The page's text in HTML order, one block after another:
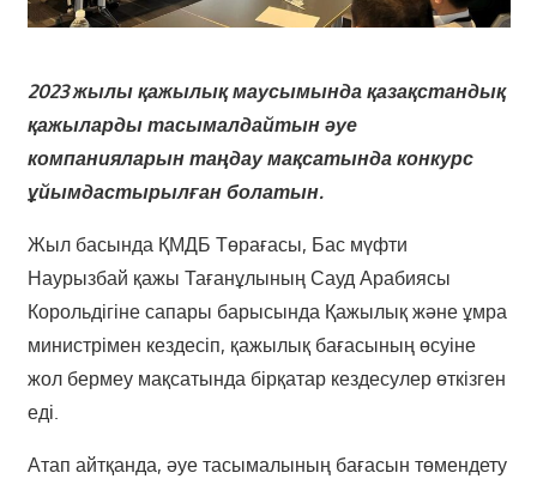
2023 жылы қажылық маусымында қазақстандық
қажыларды тасымалдайтын әуе
компанияларын таңдау мақсатында конкурс
ұйымдастырылған болатын.
Жыл басында ҚМДБ Төрағасы, Бас мүфти
Наурызбай қажы Тағанұлының Сауд Арабиясы
Корольдігіне сапары барысында Қажылық және ұмра
министрімен кездесіп, қажылық бағасының өсуіне
жол бермеу мақсатында бірқатар кездесулер өткізген
еді.
Атап айтқанда, әуе тасымалының бағасын төмендету